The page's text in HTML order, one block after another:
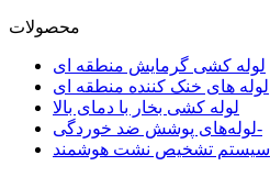
محصولات
لوله کشی گرمایش منطقه ای
لوله های خنک کننده منطقه ای
لوله کشی بخار با دمای بالا
لوله‌های پوشش ضد خوردگی-
سیستم تشخیص نشت هوشمند